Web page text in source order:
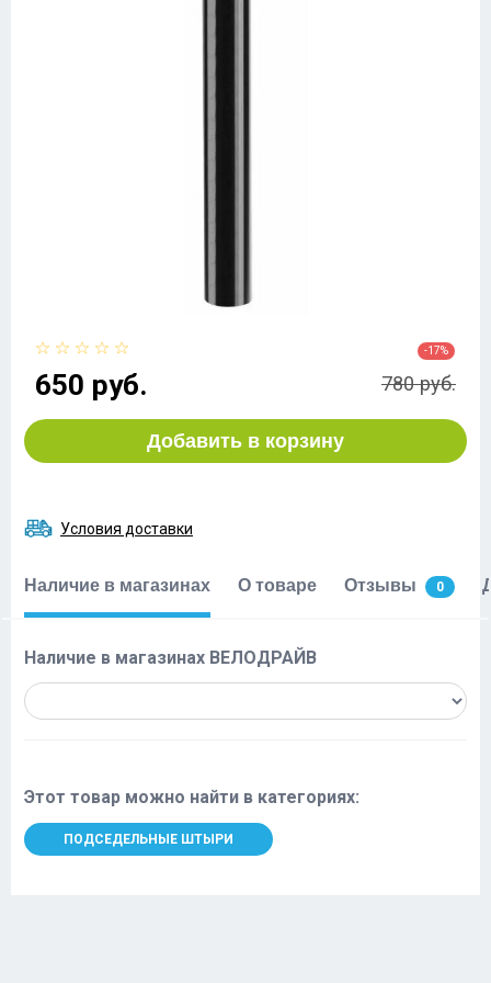
650 руб.
-17%
780 руб.
Добавить в корзину
Условия доставки
Наличие в магазинах О товаре Отзывы 0
Наличие в магазинах ВЕЛОДРАЙВ
Этот товар можно найти в категориях:
ПОДСЕДЕЛЬНЫЕ ШТЫРИ